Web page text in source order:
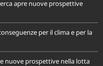
apre nuove prospettive
per il clima e per la
nuove prospettive nella lotta